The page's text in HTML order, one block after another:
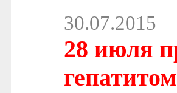
30.07.2015
28 июля
гепатитом